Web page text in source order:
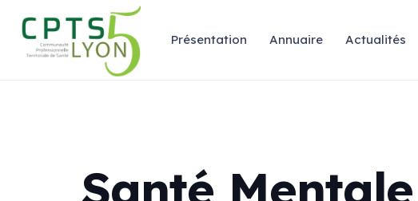
Présentation Annuaire Actualités
Santé